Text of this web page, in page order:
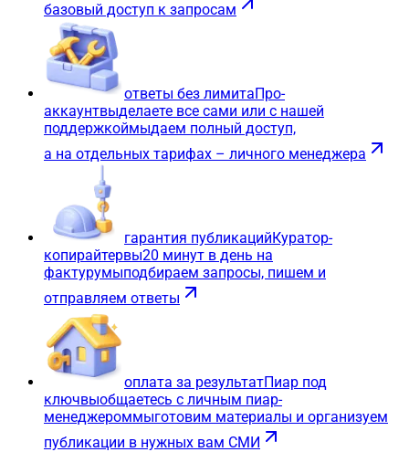
базовый доступ к запросам
ответы без лимитаПро-
аккаунтвыделаете все сами или с нашей
поддержкоймыдаем полный доступ,
а на отдельных тарифах – личного менеджера
гарантия публикацийКуратор-
копирайтервы20 минут в день на
фактурумыподбираем запросы, пишем и
отправляем ответы
оплата за результатПиар под
ключвыобщаетесь с личным пиар-
менеджероммыготовим материалы и организуем
публикации в нужных вам СМИ